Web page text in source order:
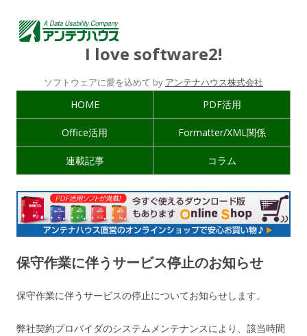
I love software2!
ソフトウェアに愛を込めて by アンテナハウス株式会社
HOME PDF活用
Office活用 Formatter/XML関係
連載記事 コラム
保守作業に伴うサービス停止のお知らせ
保守作業に伴うサービスの停止についてお知らせします。
弊社契約プロバイダのシステムメンテナンスにより、該当時間